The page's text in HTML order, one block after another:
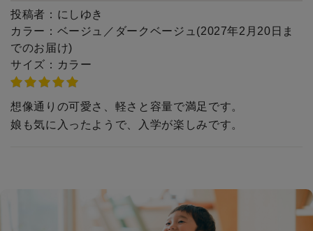
投稿者： にしゆき
カラー： ベージュ／ダークベージュ(2027年2月20日ま
でのお届け)
サイズ： カラー
想像通りの可愛さ、軽さと容量で満足です。
娘も気に入ったようで、入学が楽しみです。